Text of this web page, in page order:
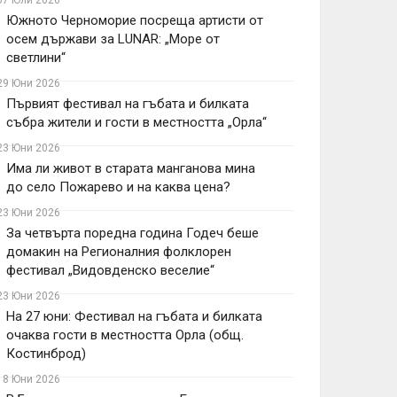
Южното Черноморие посреща артисти от
осем държави за LUNAR: „Море от
светлини“
Юни 2026
Първият фестивал на гъбата и билката
събра жители и гости в местността „Орла“
Юни 2026
Има ли живот в старата манганова мина
до село Пожарево и на каква цена?
Юни 2026
За четвърта поредна година Годеч беше
домакин на Регионалния фолклорен
фестивал „Видовденско веселие“
Юни 2026
На 27 юни: Фестивал на гъбата и билката
очаква гости в местността Орла (общ.
Костинброд)
Юни 2026